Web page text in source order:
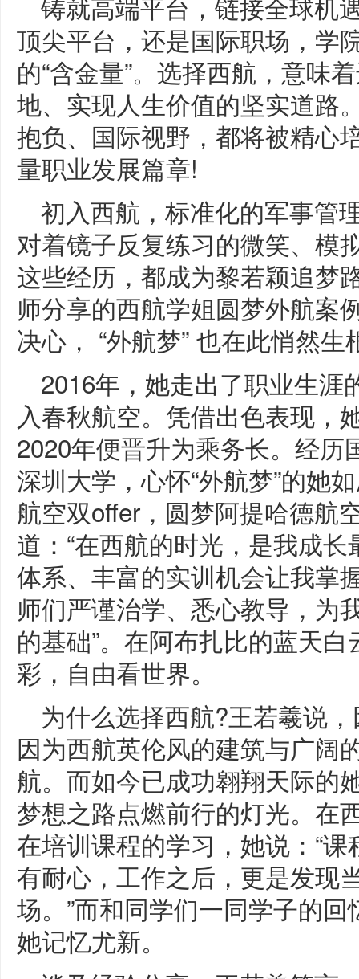
顶尖平台，还是国际职场，学
的“含金量”。选择西航，意味
地、实现人生价值的坚实道路
抱负、国际视野，都将被精心
量职业发展篇章!
初入西航，标准化的军事管
对着镜子反复练习的微笑、
这些经历，都成为黎若颖追梦
师分享的西航学姐圆梦外航案
决心， “外航梦” 也在此悄然生
2016年，她走出了职业生
入春秋航空。凭借出色表现，
2020年便晋升为乘务长。经
深圳大学，心怀“外航梦”的她
航空双offer，圆梦阿提哈德航
道：“在西航的时光，是我成
体系、丰富的实训机会让我掌
师们严谨治学、悉心教导，为
的基础”。在阿布扎比的蓝天
彩，自由看世界。
为什么选择西航?王若羲说
因为西航英伦风的建筑与广阔
航。而如今已成功翱翔天际的
梦想之路点燃前行的灯光。在
在培训课程的学习，她说：“
有耐心，工作之后，更是发现
场。”而和同学们一同学子的
她记忆尤新。